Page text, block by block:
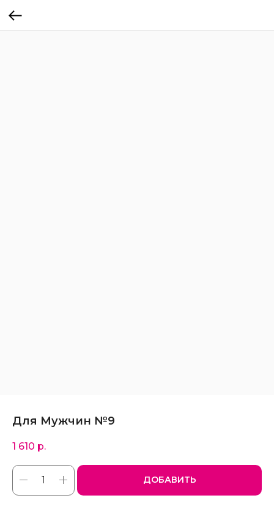
Для Мужчин №9
1 610 р.
ДОБАВИТЬ